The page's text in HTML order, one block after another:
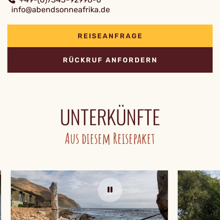
info@abendsonneafrika.de
REISEANFRAGE
RÜCKRUF ANFORDERN
UNTERKÜNFTE
Aus diesem Reisepaket